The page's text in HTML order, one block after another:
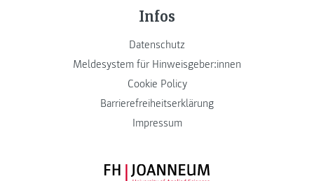
Infos
Datenschutz
Meldesystem für Hinweisgeber:innen
Cookie Policy
Barrierefreiheitserklärung
Impressum
FH JOANNEUM Logo